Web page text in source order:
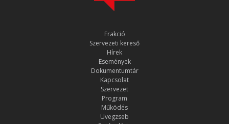
Frakció
Szervezeti kereső
Hírek
Események
Dokumentumtár
Kapcsolat
Szervezet
Program
Működés
Üvegzseb